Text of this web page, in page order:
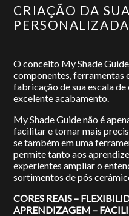
CRIAÇÃO DA
PERSONALIZADA
O conceito My Shade
componentes, ferramentas
fabricação de sua escala
excelente acabamento.
My Shade Guide não é
facilitar e tornar mais
se também em uma
permite tanto aos
experientes ampliar o
sortimentos de pós
CORES REAIS –
APRENDIZAGEM –